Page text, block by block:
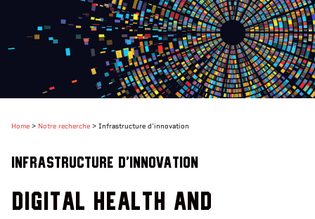
Home > Notre recherche > Infrastructure d’innovation
Infrastructure d’innovation
Digital Health and